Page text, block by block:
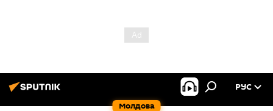
Молдова
РУС